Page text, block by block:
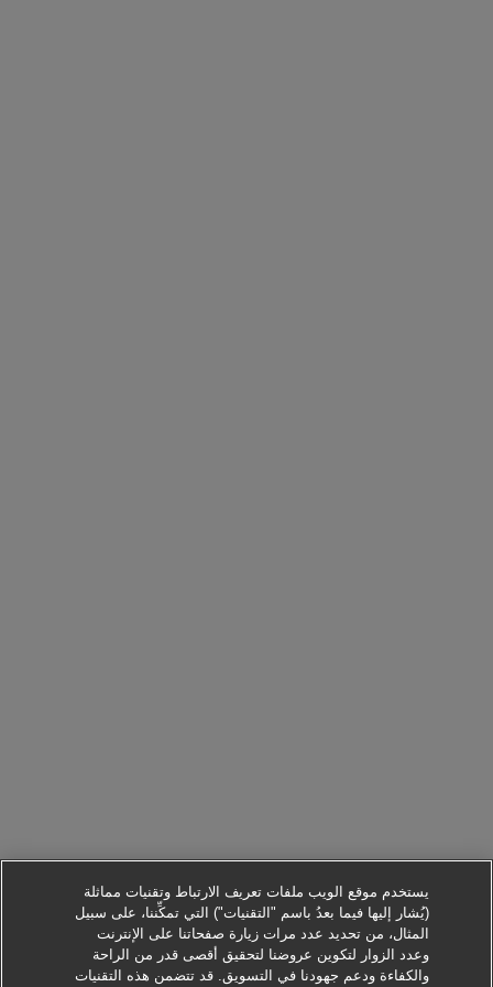
يستخدم موقع الويب ملفات تعريف الارتباط وتقنيات مماثلة
(يُشار إليها فيما بعدُ باسم "التقنيات") التي تمكِّننا، على سبيل
المثال، من تحديد عدد مرات زيارة صفحاتنا على الإنترنت
وعدد الزوار لتكوين عروضنا لتحقيق أقصى قدر من الراحة
والكفاءة ودعم جهودنا في التسويق. قد تتضمن هذه التقنيات